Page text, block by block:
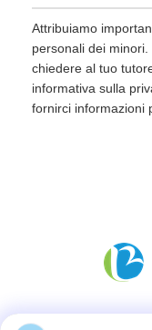
Attribuiamo
personali dei
chiedere al tuo
informativa sulla
fornirci informazioni